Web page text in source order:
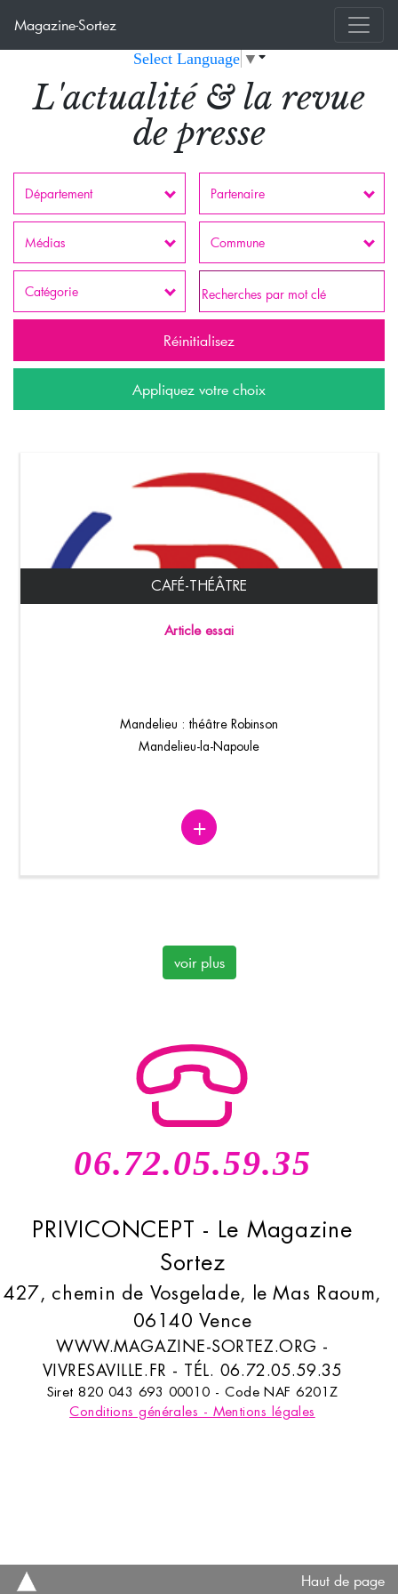
Magazine-Sortez
Select Language ▼
L'actualité & la revue
de presse
Département Partenaire
Médias Commune
Catégorie
Réinitialisez
Appliquez votre choix
CAFÉ-THÉÂTRE
Article essai
Mandelieu : théâtre Robinson
Mandelieu-la-Napoule
+
voir plus
06.72.05.59.35
PRIVICONCEPT - Le Magazine
Sortez
427, chemin de Vosgelade, le Mas Raoum,
06140 Vence
WWW.MAGAZINE-SORTEZ.ORG -
VIVRESAVILLE.FR - TÉL. 06.72.05.59.35
Siret 820 043 693 00010 - Code NAF 6201Z
Conditions générales - Mentions légales
Haut de page